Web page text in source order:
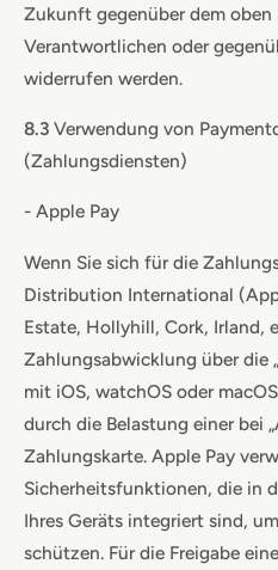
Zukunft gegenüber dem oben
Verantwortlichen oder
widerrufen werden.
8.3 Verwendung von
(Zahlungsdiensten)
- Apple Pay
Wenn Sie sich für die
Distribution International
Estate, Hollyhill, Cork, Irland,
Zahlungsabwicklung über die
mit iOS, watchOS oder
durch die Belastung einer bei
Zahlungskarte. Apple Pay
Sicherheitsfunktionen, die in
Ihres Geräts integriert sind,
schützen. Für die Freigabe